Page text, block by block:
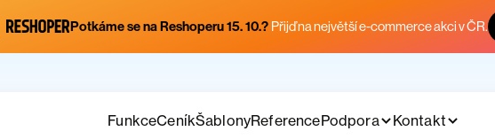
Potkáme se na Reshoperu 15. 10.? Přijď na největší e-commerce akci v ČR.
FunkceCeníkŠablonyReferencePodpora Kontakt